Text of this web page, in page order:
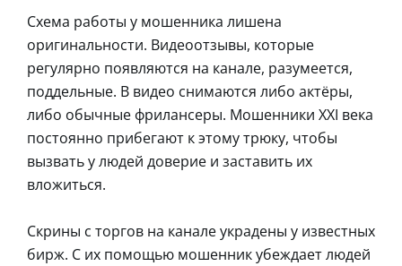
Схема работы у мошенника лишена
оригинальности. Видеоотзывы, которые
регулярно появляются на канале, разумеется,
поддельные. В видео снимаются либо актёры,
либо обычные фрилансеры. Мошенники XXI века
постоянно прибегают к этому трюку, чтобы
вызвать у людей доверие и заставить их
вложиться.
Скрины с торгов на канале украдены у известных
бирж. С их помощью мошенник убеждает людей